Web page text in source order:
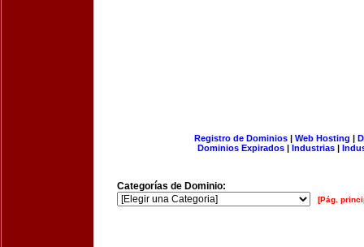
Registro de Dominios| Web Hosting |
Dominios Expirados | Industrias |
Categorías de Dominio:
[Pág.